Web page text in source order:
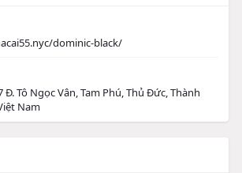
dominic-black/
Đ. Tô Ngọc Vân, Tam Phú, Thủ Đức, Thành
Nam